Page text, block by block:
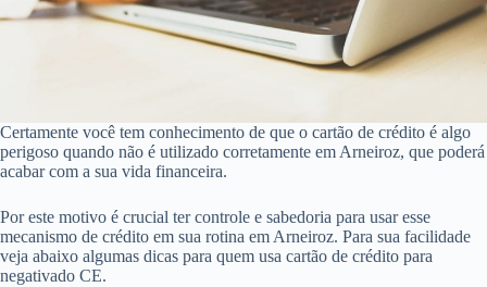
Certamente você tem conhecimento de que o cartão de crédito é algo
perigoso quando não é utilizado corretamente em Arneiroz, que poderá
acabar com a sua vida financeira.
Por este motivo é crucial ter controle e sabedoria para usar esse
mecanismo de crédito em sua rotina em Arneiroz. Para sua facilidade
veja abaixo algumas dicas para quem usa cartão de crédito para
negativado CE.